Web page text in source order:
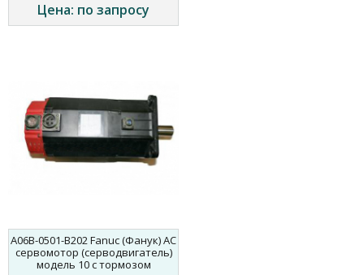
Цена: по запросу
A06B-0501-B202 Fanuc (Фанук) AC
сервомотор (серводвигатель)
модель 10 с тормозом